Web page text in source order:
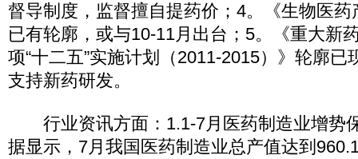
督导制度，监督擅自提药价；4。《生物医药
已有轮廓，或与10-11月出台；5。《重大新
项“十二五”实施计划（2011-2015）》轮廓已
支持新药研发。
行业资讯方面：1.1-7月医药制造业增势
据显示，7月我国医药制造业总产值达到